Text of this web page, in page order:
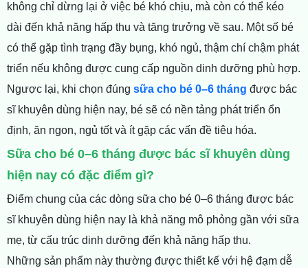
không chỉ dừng lại ở việc bé khó chịu, mà còn có thể kéo
dài đến khả năng hấp thu và tăng trưởng về sau. Một số bé
có thể gặp tình trạng đầy bụng, khó ngủ, thậm chí chậm phát
triển nếu không được cung cấp nguồn dinh dưỡng phù hợp.
Ngược lại, khi chọn đúng sữa cho bé 0–6 tháng được bác
sĩ khuyên dùng hiện nay, bé sẽ có nền tảng phát triển ổn
định, ăn ngon, ngủ tốt và ít gặp các vấn đề tiêu hóa.
Sữa cho bé 0–6 tháng được bác sĩ khuyên dùng
hiện nay có đặc điểm gì?
Điểm chung của các dòng sữa cho bé 0–6 tháng được bác
sĩ khuyên dùng hiện nay là khả năng mô phỏng gần với sữa
mẹ, từ cấu trúc dinh dưỡng đến khả năng hấp thu.
Những sản phẩm này thường được thiết kế với hệ đạm dễ